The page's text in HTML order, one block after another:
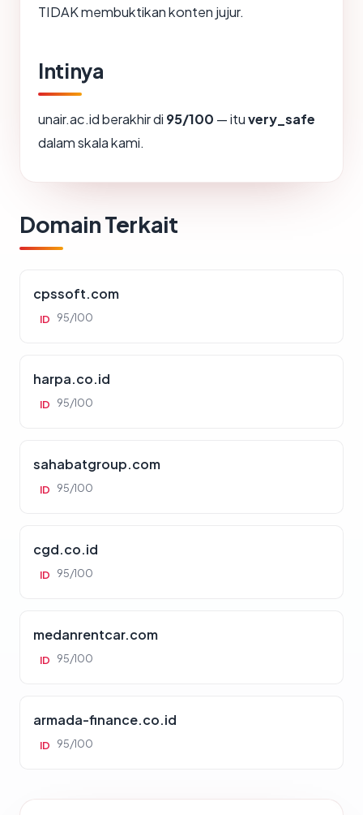
TIDAK membuktikan konten jujur.
Intinya
unair.ac.id berakhir di 95/100 — ituvery_safe
dalam skala kami.
Domain Terkait
cpssoft.com
ID 95/100
harpa.co.id
ID 95/100
sahabatgroup.com
ID 95/100
cgd.co.id
ID 95/100
medanrentcar.com
ID 95/100
armada-finance.co.id
ID 95/100